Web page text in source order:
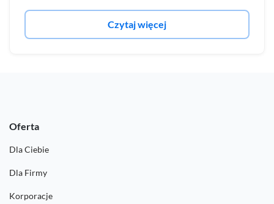
Czytaj więcej
Oferta
Dla Ciebie
Dla Firmy
Korporacje